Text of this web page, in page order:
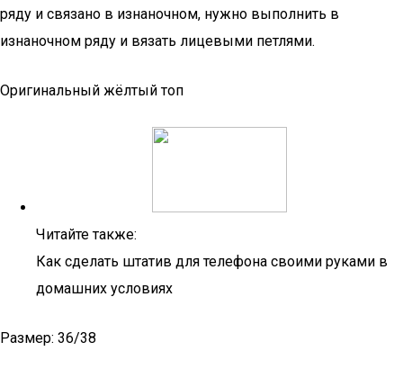
ряду и связано в изнаночном, нужно выполнить в
изнаночном ряду и вязать лицевыми петлями.
Оригинальный жёлтый топ
Читайте также:
Как сделать штатив для телефона своими руками в
домашних условиях
Размер: 36/38